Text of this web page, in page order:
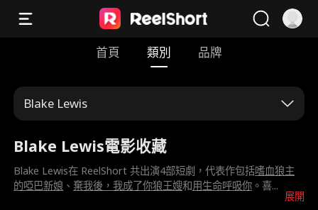
首頁 類別 品牌
Blake Lewis
Blake Lewis電影收藏
展開
Blake Lewis在 ReelShort 共出演4部短劇，代表作包括嗜血狼主
的啞巴新娘 、棄我後，我成了你狼王嫂和用生命呼吸你 。喜...